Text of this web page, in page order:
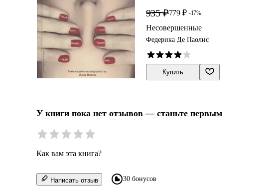
935 ₽779 ₽ -17%
Несовершенные
Федерика Де Паолис
Купить
У книги пока нет отзывов — станьте первым
Как вам эта книга?
Написать отзыв 30 бонусов